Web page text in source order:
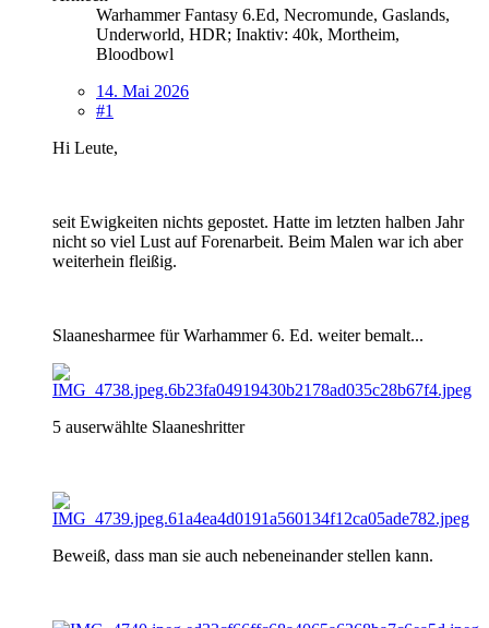
Warhammer Fantasy 6.Ed, Necromunde, Gaslands,
Underworld, HDR; Inaktiv: 40k, Mortheim,
Bloodbowl
14. Mai 2026
#1
Hi Leute,
seit Ewigkeiten nichts gepostet. Hatte im letzten halben Jahr
nicht so viel Lust auf Forenarbeit. Beim Malen war ich aber
weiterhein fleißig.
Slaanesharmee für Warhammer 6. Ed. weiter bemalt...
5 auserwählte Slaaneshritter
Beweiß, dass man sie auch nebeneinander stellen kann.